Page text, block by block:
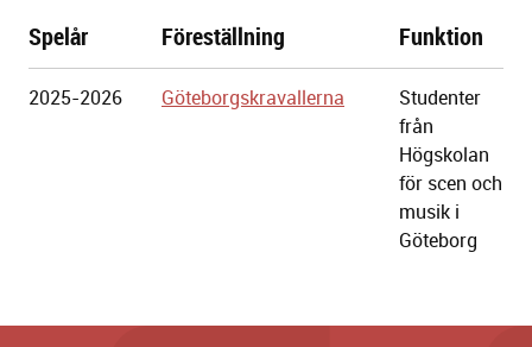
Göteborgs
Spelår Föreställning Funktion
2025-2026 Göteborgskravallerna
Studenter
från
Högskolan
för scen och
musik i
Göteborg